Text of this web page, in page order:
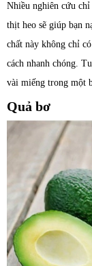
Nhiều nghiên cứu
thịt heo sẽ giúp bạn
chất này không chỉ
cách nhanh chóng.
vài miếng trong một
Quả bơ